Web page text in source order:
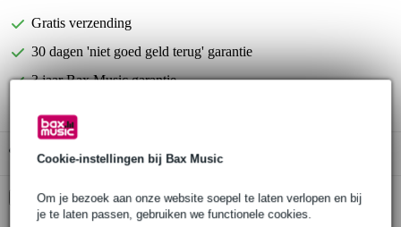
Cookie-instellingen bij Bax Music
Om je bezoek aan onze website soepel te laten verlopen en bij
je te laten passen, gebruiken we functionele cookies.
Gratis verzending
30 dagen 'niet goed geld terug' garantie
3 jaar Bax Music garantie
Gratis ophalen in de winkel
Kies nu voor 2 jaar extra Bax Music garantie en meer
voordelen